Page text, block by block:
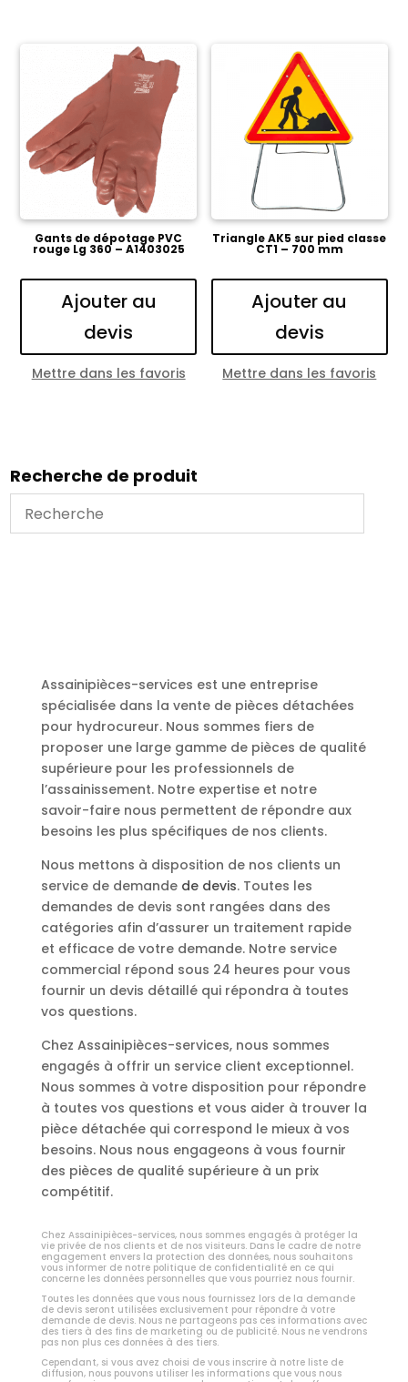
Gants de dépotage PVC
rouge Lg 360 – A1403025
Ajouter au
devis
Mettre dans les favoris
Triangle AK5 sur pied classe
CT1 – 700 mm
Ajouter au
devis
Mettre dans les favoris
Recherche de produit
Assainipièces-services est une entreprise
spécialisée dans la vente de pièces détachées
pour hydrocureur. Nous sommes fiers de
proposer une large gamme de pièces de qualité
supérieure pour les professionnels de
l’assainissement. Notre expertise et notre
savoir-faire nous permettent de répondre aux
besoins les plus spécifiques de nos clients.
Nous mettons à disposition de nos clients un
service de demande de devis. Toutes les
demandes de devis sont rangées dans des
catégories afin d’assurer un traitement rapide
et efficace de votre demande. Notre service
commercial répond sous 24 heures pour vous
fournir un devis détaillé qui répondra à toutes
vos questions.
Chez Assainipièces-services, nous sommes
engagés à offrir un service client exceptionnel.
Nous sommes à votre disposition pour répondre
à toutes vos questions et vous aider à trouver la
pièce détachée qui correspond le mieux à vos
besoins. Nous nous engageons à vous fournir
des pièces de qualité supérieure à un prix
compétitif.
Chez Assainipièces-services, nous sommes engagés à protéger la
vie privée de nos clients et de nos visiteurs. Dans le cadre de notre
engagement envers la protection des données, nous souhaitons
vous informer de notre politique de confidentialité en ce qui
concerne les données personnelles que vous pourriez nous fournir.
Toutes les données que vous nous fournissez lors de la demande
de devis seront utilisées exclusivement pour répondre à votre
demande de devis. Nous ne partageons pas ces informations avec
des tiers à des fins de marketing ou de publicité. Nous ne vendrons
pas non plus ces données à des tiers.
Cependant, si vous avez choisi de vous inscrire à notre liste de
diffusion, nous pouvons utiliser les informations que vous nous